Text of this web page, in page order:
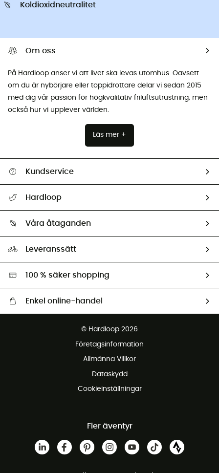
Koldioxidneutralitet
Om oss
På Hardloop anser vi att livet ska levas utomhus. Oavsett
om du är nybörjare eller toppidrottare delar vi sedan 2015
med dig vår passion för högkvalitativ friluftsutrustning, men
också hur vi upplever världen.
Läs mer +
Kundservice
Retur & återbetalning
Hardloop
Ambassadörer
Våra åtaganden
Miljöanpassat urval
Leveranssätt
100 % säker shopping
Enkel online-handel
Gratis retur inom 100 dagar
© Hardloop 2026
Företagsinformation
Allmänna Villkor
Dataskydd
Cookieinställningar
Fler äventyr